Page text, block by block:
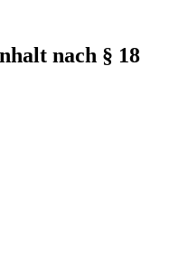
nach § 18